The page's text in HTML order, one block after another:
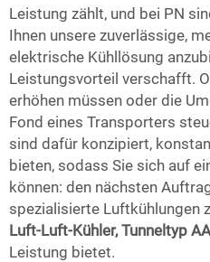
Leistung zählt, und bei PN
Ihnen unsere zuverlässige,
elektrische Kühllösung
Leistungsvorteil verschafft.
erhöhen müssen oder die
Fond eines Transporters
sind dafür konzipiert,
bieten, sodass Sie sich auf
können: den nächsten
spezialisierte Luftkühlungen
Luft-Luft-Kühler, Tunneltyp
Leistung bietet.